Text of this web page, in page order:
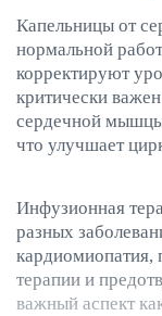
Капельницы от
нормальной
корректируют
критически
сердечной
что улучшает
Инфузионная
разных
кардиомиопатия,
терапии и
важный аспект